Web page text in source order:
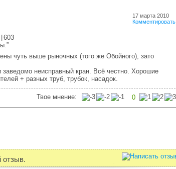
603
17 марта 2010
Комментировать
чуть выше рыночных (того же Обойного), зато
заведомо неисправный кран. Всё честно. Хорошие
+ разных труб, трубок, насадок.
Твое мнение: 0
отзыв.